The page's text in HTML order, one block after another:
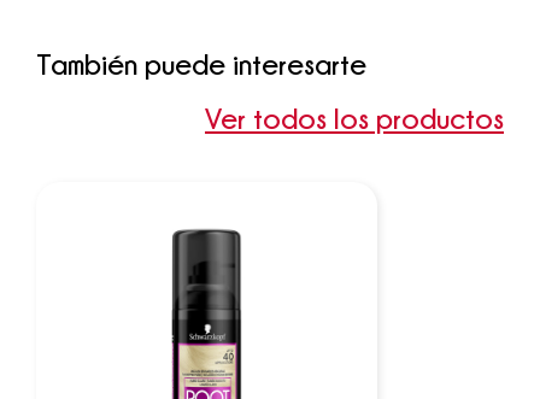
También puede interesarte
Ver todos los productos